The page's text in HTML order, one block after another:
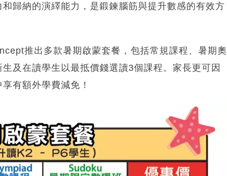
歸納的演繹能力，是鍛鍊腦筋與提升數感的有效方
推出多款暑期啟蒙套餐，包括常規課程、暑期奧
及在讀學生以最抵價錢選讀3個課程。家長更可因
有額外學費減免！